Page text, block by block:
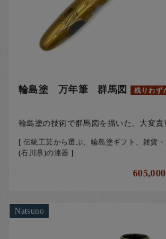
輪島塗 万年筆 群馬図 残りわず
輪島塗の技術で群馬図を描いた、大変貴
[ 伝統工芸から選ぶ、輪島塗ギフト、雑貨
(石川県)の漆器 ]
605,000
Natsuno